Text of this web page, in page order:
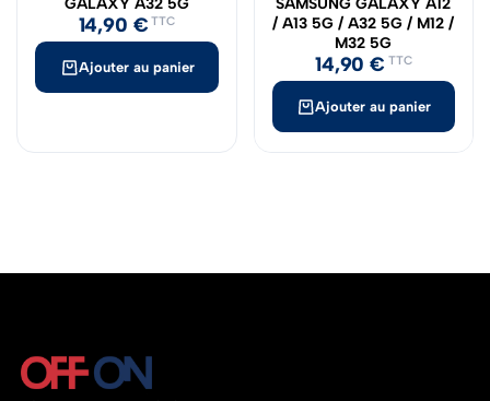
Ajouter au panier
14,90 € TTC
Ajouter au panier
/ A13 5G / A32 5G / M12 /
M32 5G
14,90€ TTC